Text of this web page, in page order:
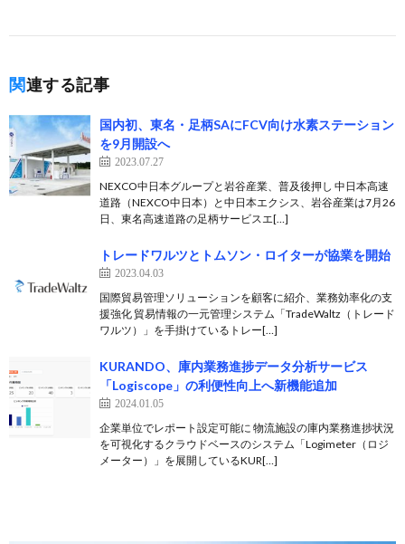
関連する記事
国内初、東名・足柄SAにFCV向け水素ステーション
を9月開設へ
2023.07.27
NEXCO中日本グループと岩谷産業、普及後押し 中日本高速
道路（NEXCO中日本）と中日本エクシス、岩谷産業は7月26
日、東名高速道路の足柄サービスエ[…]
トレードワルツとトムソン・ロイターが協業を開始
2023.04.03
国際貿易管理ソリューションを顧客に紹介、業務効率化の支
援強化 貿易情報の一元管理システム「TradeWaltz（トレード
ワルツ）」を手掛けているトレー[…]
KURANDO、庫内業務進捗データ分析サービス
「Logiscope」の利便性向上へ新機能追加
2024.01.05
企業単位でレポート設定可能に 物流施設の庫内業務進捗状況
を可視化するクラウドベースのシステム「Logimeter（ロジ
メーター）」を展開しているKUR[…]